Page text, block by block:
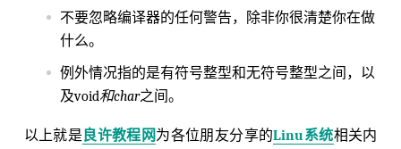
不要忽略编译器的任何警告，除非你很清楚你在做
什么。
例外情况指的是有符号整型和无符号整型之间，以
及void和char之间。
以上就是良许教程网为各位朋友分享的Linu系统相关内